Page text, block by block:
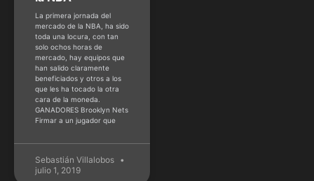
La primera jornada del
mercado de la NBA, ha sido
toda una locura, con tan
solo ochos horas de
mercado, hay equipos que
han salido claramente
beneficiados y otros a los
que les ha tocado la otra
cara de la moneda.
GANADORES Brooklyn Nets
Firmar a un jugador que
Sebastián Villalobos
julio 1, 2019